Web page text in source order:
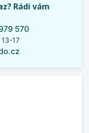
Rádi vám
570
17